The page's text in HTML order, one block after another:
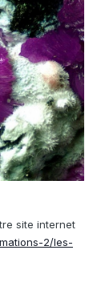
site internet
2/les-